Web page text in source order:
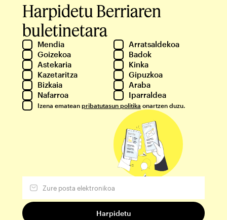
Harpidetu Berriaren
buletinetara
Mendia
Arratsaldekoa
Goizekoa
Badok
Astekaria
Kinka
Kazetaritza
Gipuzkoa
Bizkaia
Araba
Nafarroa
Iparraldea
Izena ematean pribatutasun politika onartzen duzu.